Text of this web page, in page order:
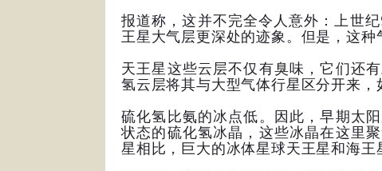
报道称，这并不完全令人意外：上世
王星大气层更深处的迹象。但是，这种
天王星这些云层不仅有臭味，它们还
氢云层将其与大型气体行星区分开来，
硫化氢比氨的冰点低。因此，早期太
状态的硫化氢冰晶，这些冰晶在这里
星相比，巨大的冰体星球天王星和海王